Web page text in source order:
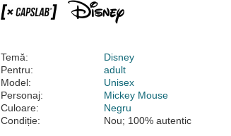
Temă:
Disney
Pentru:
adult
Model:
Unisex
Personaj:
Mickey Mouse
Culoare:
Negru
Condiție:
Nou; 100% autentic